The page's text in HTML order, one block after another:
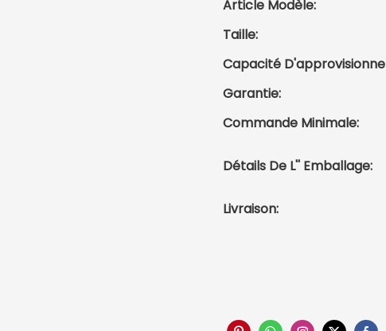
Article Modèle:
Taille:
Capacité
Garantie:
Commande Minimale:
Détails De L'' Emballage:
Livraison: